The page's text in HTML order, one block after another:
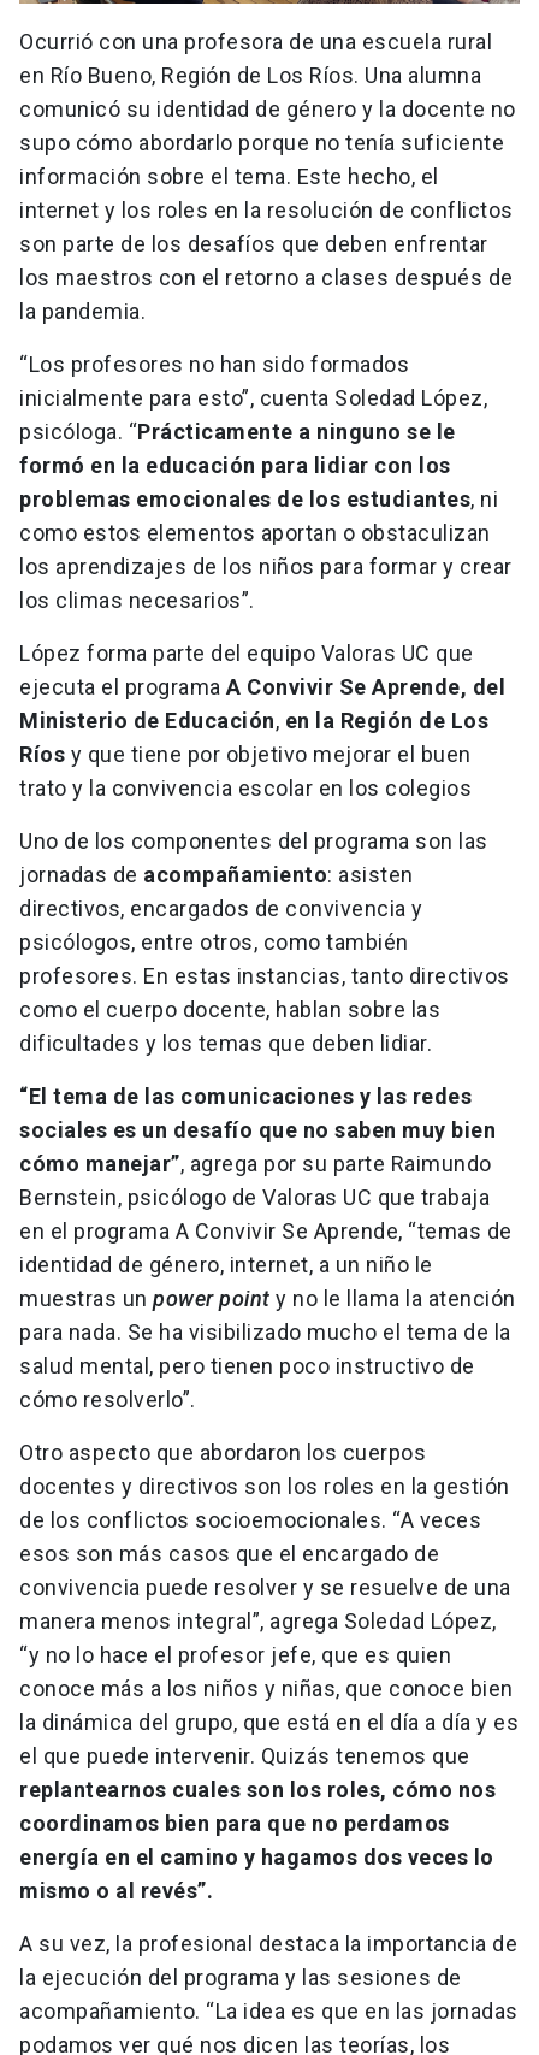
Ocurrió con una profesora de una escuela rural
en Río Bueno, Región de Los Ríos. Una alumna
comunicó su identidad de género y la docente no
supo cómo abordarlo porque no tenía suficiente
información sobre el tema. Este hecho, el
internet y los roles en la resolución de conflictos
son parte de los desafíos que deben enfrentar
los maestros con el retorno a clases después de
la pandemia.
“Los profesores no han sido formados
inicialmente para esto”, cuenta Soledad López,
psicóloga. “Prácticamente a ninguno se le
formó en la educación para lidiar con los
problemas emocionales de los estudiantes, ni
como estos elementos aportan o obstaculizan
los aprendizajes de los niños para formar y crear
los climas necesarios”.
López forma parte del equipo Valoras UC que
ejecuta el programa A Convivir Se Aprende, del
Ministerio de Educación, en la Región de Los
Ríos y que tiene por objetivo mejorar el buen
trato y la convivencia escolar en los colegios
Uno de los componentes del programa son las
jornadas de acompañamiento: asisten
directivos, encargados de convivencia y
psicólogos, entre otros, como también
profesores. En estas instancias, tanto directivos
como el cuerpo docente, hablan sobre las
dificultades y los temas que deben lidiar.
“El tema de las comunicaciones y las redes
sociales es un desafío que no saben muy bien
cómo manejar”, agrega por su parte Raimundo
Bernstein, psicólogo de Valoras UC que trabaja
en el programa A Convivir Se Aprende, “temas de
identidad de género, internet, a un niño le
muestras un power point y no le llama la atención
para nada. Se ha visibilizado mucho el tema de la
salud mental, pero tienen poco instructivo de
cómo resolverlo”.
Otro aspecto que abordaron los cuerpos
docentes y directivos son los roles en la gestión
de los conflictos socioemocionales. “A veces
esos son más casos que el encargado de
convivencia puede resolver y se resuelve de una
manera menos integral”, agrega Soledad López,
“y no lo hace el profesor jefe, que es quien
conoce más a los niños y niñas, que conoce bien
la dinámica del grupo, que está en el día a día y es
el que puede intervenir. Quizás tenemos que
replantearnos cuales son los roles, cómo nos
coordinamos bien para que no perdamos
energía en el camino y hagamos dos veces lo
mismo o al revés”.
A su vez, la profesional destaca la importancia de
la ejecución del programa y las sesiones de
acompañamiento. “La idea es que en las jornadas
podamos ver qué nos dicen las teorías, los